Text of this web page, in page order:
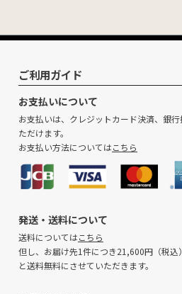
ご利用ガイド
お支払いについて
お支払いは、クレジットカード決済、銀
ただけます。
お支払い方法についてはこちら
発送・送料について
送料についてはこちら
但し、お届け先1件につき21,600円（税
と送料無料にさせていただきます。